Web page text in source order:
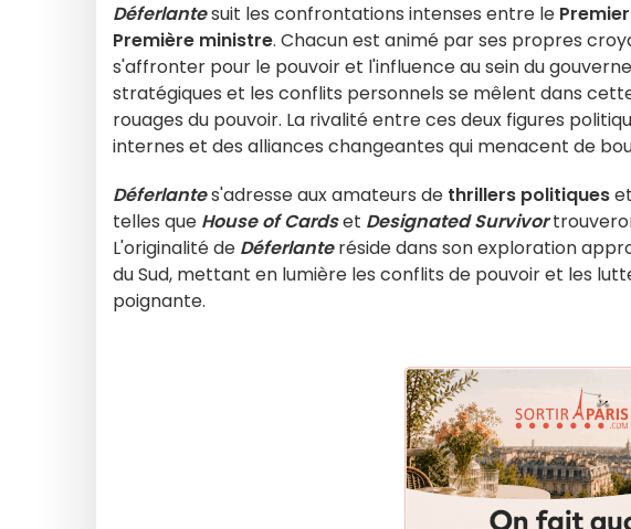
Déferlantesuit les confrontations intenses entre le
Première ministre. Chacun est animé par ses propres
s'affronter pour le pouvoir et l'influence au sein du
stratégiques et les conflits personnels se mêlent dans
rouages du pouvoir. La rivalité entre ces deux figures
internes et des alliances changeantes qui menacent de
Déferlantes'adresse aux amateurs de thrillers politiques
telles que House of Cardset Designated Survivor
L'originalité de Déferlanteréside dans son exploration
du Sud, mettant en lumière les conflits de pouvoir et les
poignante.